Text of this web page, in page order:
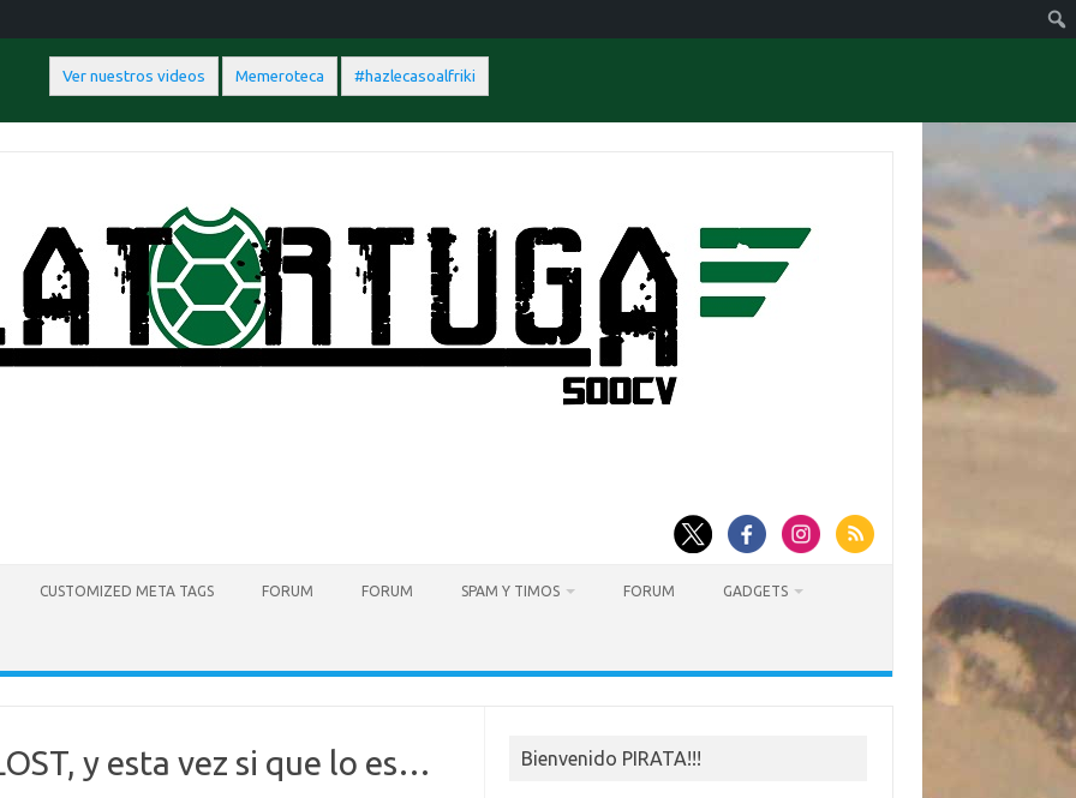
Ver nuestros videos Memeroteca #hazlecasoalfriki
CUSTOMIZED META TAGS FORUM FORUM SPAM Y TIMOS FORUM GADGETS
y esta vez si que lo es… Bienvenido PIRATA!!!